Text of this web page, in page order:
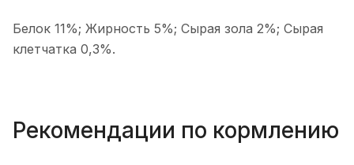
Белок 11%; Жирность 5%; Сырая зола 2%; Сырая
клетчатка 0,3%.
Рекомендации по кормлению